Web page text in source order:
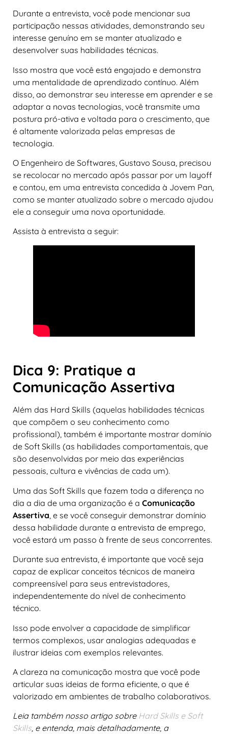
Durante a entrevista, você pode mencionar sua
participação nessas atividades, demonstrando seu
interesse genuíno em se manter atualizado e
desenvolver suas habilidades técnicas.
Isso mostra que você está engajado e demonstra
uma mentalidade de aprendizado contínuo. Além
disso, ao demonstrar seu interesse em aprender e se
adaptar a novas tecnologias, você transmite uma
postura pró-ativa e voltada para o crescimento, que
é altamente valorizada pelas empresas de
tecnologia.
O Engenheiro de Softwares, Gustavo Sousa, precisou
se recolocar no mercado após passar por um layoff
e contou, em uma entrevista concedida à Jovem Pan,
como se manter atualizado sobre o mercado ajudou
ele a conseguir uma nova oportunidade.
Assista à entrevista a seguir:
Dica 9: Pratique a
Comunicação Assertiva
Além das Hard Skills (aquelas habilidades técnicas
que compõem o seu conhecimento como
profissional), também é importante mostrar domínio
de Soft Skills (as habilidades comportamentais, que
são desenvolvidas por meio das experiências
pessoais, cultura e vivências de cada um).
Uma das Soft Skills que fazem toda a diferença no
dia a dia de uma organização é a Comunicação
Assertiva , e se você conseguir demonstrar domínio
dessa habilidade durante a entrevista de emprego,
você estará um passo à frente de seus concorrentes.
Durante sua entrevista, é importante que você seja
capaz de explicar conceitos técnicos de maneira
compreensível para seus entrevistadores,
independentemente do nível de conhecimento
técnico.
Isso pode envolver a capacidade de simplificar
termos complexos, usar analogias adequadas e
ilustrar ideias com exemplos relevantes.
A clareza na comunicação mostra que você pode
articular suas ideias de forma eficiente, o que é
valorizado em ambientes de trabalho colaborativos.
Leia também nosso artigo sobre Hard Skills e Soft
Skills, e entenda, mais detalhadamente, a